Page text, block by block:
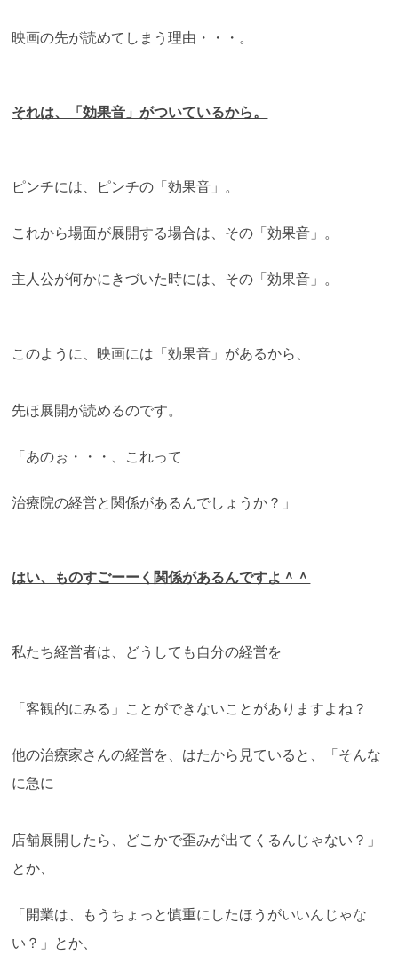
映画の先が読めてしまう理由・・・。
それは、「効果音」がついているから。
ピンチには、ピンチの「効果音」。
これから場面が展開する場合は、その「効果音」。
主人公が何かにきづいた時には、その「効果音」。
このように、映画には「効果音」があるから、
先ほ展開が読めるのです。
「あのぉ・・・、これって
治療院の経営と関係があるんでしょうか？」
はい、ものすごーーく関係があるんですよ＾＾
私たち経営者は、どうしても自分の経営を
「客観的にみる」ことができないことがありますよね？
他の治療家さんの経営を、はたから見ていると、「そんな
に急に
店舗展開したら、どこかで歪みが出てくるんじゃない？」
とか、
「開業は、もうちょっと慎重にしたほうがいいんじゃな
い？」とか、